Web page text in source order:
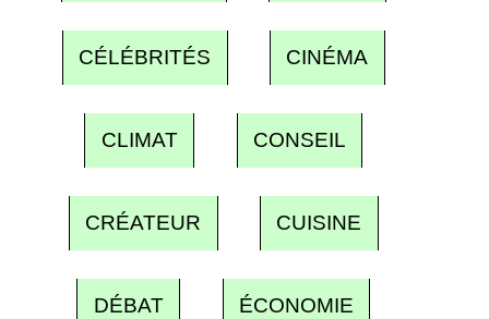
CÉLÉBRITÉS CINÉMA
CLIMAT CONSEIL
CRÉATEUR CUISINE
DÉBAT ÉCONOMIE